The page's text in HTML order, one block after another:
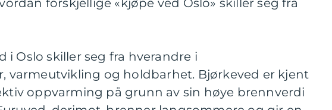
i Oslo skiller seg fra hverandre i
varmeutvikling og holdbarhet. Bjørkeved er kjent
oppvarming på grunn av sin høye brennverdi